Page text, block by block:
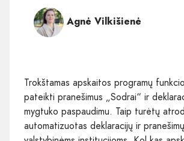
Agnė Vilkišienė
Trokštamas apskaitos programų
pateikti pranešimus „Sodrai“ ir
mygtuko paspaudimu. Taip turėtų
automatizuotas deklaracijų ir